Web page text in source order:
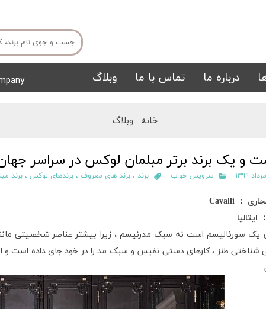
تشک تابلو
درباره ما تماس با ما وبلاگ
خانه | وبلاگ
و یک برند برتر مبلمان لوکس در سراسر
سرویس خواب برند ،برند های معروف ،برندهای لوکس ،برند
：
Cavalli
： ایتالیا
یک سورئالیسم است نه سبک مدرنیسم ، زیرا بیشتر عناصر شخصیتی
شناختی طنز ، کارهای دستی نفیس و سبک مد را در خود جای داده است